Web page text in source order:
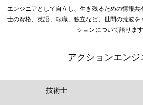
エンジニアとして自立し、生き残るための情報
士の資格、英語、転職、独立など、世間の荒波を
ションについて語ります
アクションエンジ
技術士